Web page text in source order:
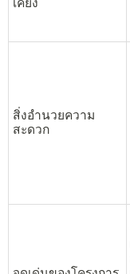
เคียง
สิ่งอำนวยความ
สะดวก